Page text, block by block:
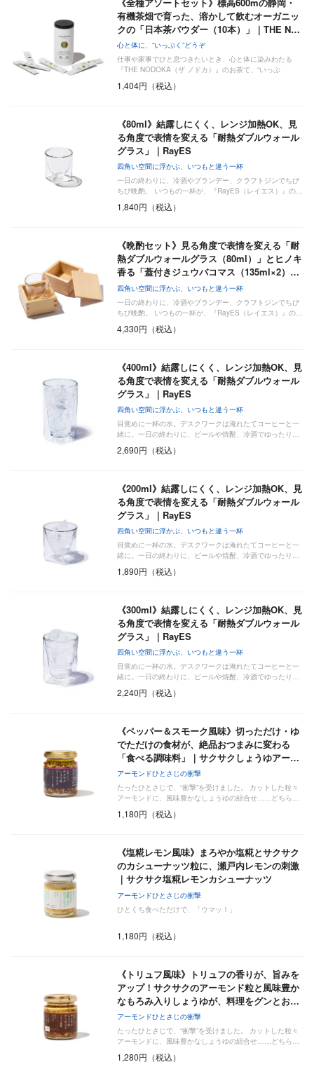
有機茶畑で育った、溶かして飲むオーガニッ
クの「日本茶パウダー（10本）」｜THE N…
心と体に、“いっぷく”どうぞ
仕事や家事でひと息つきたいとき、心と体に染みわたる
『THE NODOKA（ザ ノドカ）』のお茶で、“いっぷ
く”い…
1,404円（税込）
《80ml》結露しにくく、レンジ加熱OK、見
る角度で表情を変える「耐熱ダブルウォール
グラス」｜RayES
四角い空間に浮かぶ、いつもと違う一杯
一日の終わりに、冷酒やブランデー、クラフトジンでちび
ちび晩酌。 いつもの一杯が、『RayES（レイエス）』の…
1,840円（税込）
《晩酌セット》見る角度で表情を変える「耐
熱ダブルウォールグラス（80ml）」とヒノキ
香る「蓋付きジュウバコマス（135ml×2）…
四角い空間に浮かぶ、いつもと違う一杯
一日の終わりに、冷酒やブランデー、クラフトジンでちび
ちび晩酌。 いつもの一杯が、『RayES（レイエス）』の…
4,330円（税込）
《400ml》結露しにくく、レンジ加熱OK、見
る角度で表情を変える「耐熱ダブルウォール
グラス」｜RayES
四角い空間に浮かぶ、いつもと違う一杯
目覚めに一杯の水。デスクワークは淹れたてコーヒーと一
緒に。一日の終わりに、ビールや焼酎、冷酒でゆったり…
2,690円（税込）
《200ml》結露しにくく、レンジ加熱OK、見
る角度で表情を変える「耐熱ダブルウォール
グラス」｜RayES
四角い空間に浮かぶ、いつもと違う一杯
目覚めに一杯の水。デスクワークは淹れたてコーヒーと一
緒に。一日の終わりに、ビールや焼酎、冷酒でゆったり…
1,890円（税込）
《300ml》結露しにくく、レンジ加熱OK、見
る角度で表情を変える「耐熱ダブルウォール
グラス」｜RayES
四角い空間に浮かぶ、いつもと違う一杯
目覚めに一杯の水。デスクワークは淹れたてコーヒーと一
緒に。一日の終わりに、ビールや焼酎、冷酒でゆったり…
2,240円（税込）
《ペッパー＆スモーク風味》切っただけ・ゆ
でただけの食材が、絶品おつまみに変わる
「食べる調味料」｜サクサクしょうゆアー…
アーモンドひとさじの衝撃
たったひとさじで、“衝撃”を受けました。 カットした粒々
アーモンドに、風味豊かなしょうゆの組合せ……どちら…
1,180円（税込）
《塩糀レモン風味》まろやか塩糀とサクサク
のカシューナッツ粒に、瀬戸内レモンの刺激
｜サクサク塩糀レモンカシューナッツ
アーモンドひとさじの衝撃
ひとくち食べただけで、「ウマッ！」
1,180円（税込）
《トリュフ風味》トリュフの香りが、旨みを
アップ！サクサクのアーモンド粒と風味豊か
なもろみ入りしょうゆが、料理をグンとお…
アーモンドひとさじの衝撃
たったひとさじで、“衝撃”を受けました。 カットした粒々
アーモンドに、風味豊かなしょうゆの組合せ……どちら…
1,280円（税込）